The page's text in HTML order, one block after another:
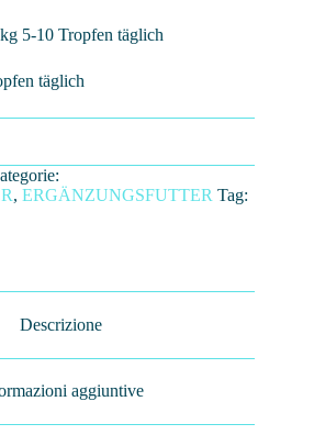
5-10 Tropfen täglich
täglich
, ERGÄNZUNGSFUTTER Tag:
Descrizione
aggiuntive